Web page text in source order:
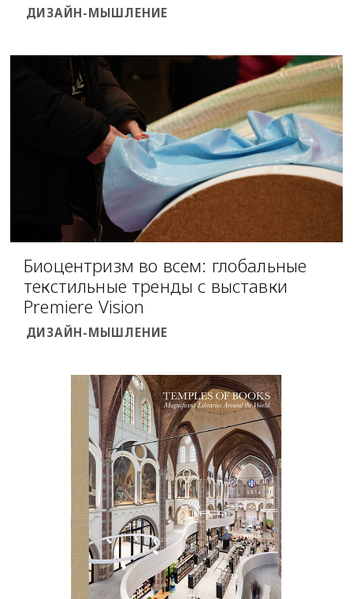
ДИЗАЙН-МЫШЛЕНИЕ
Биоцентризм во всем: глобальные
текстильные тренды с выставки
Premiere Vision
ДИЗАЙН-МЫШЛЕНИЕ